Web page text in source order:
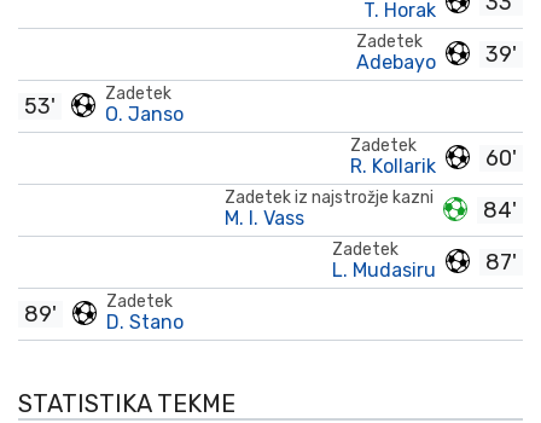
T. Horak
39'
Zadetek
Adebayo
Zadetek
O. Janso
53'
60'
Zadetek
R. Kollarik
84'
Zadetek iz najstrožje kazni
M. I. Vass
87'
Zadetek
L. Mudasiru
Zadetek
D. Stano
89'
STATISTIKA TEKME